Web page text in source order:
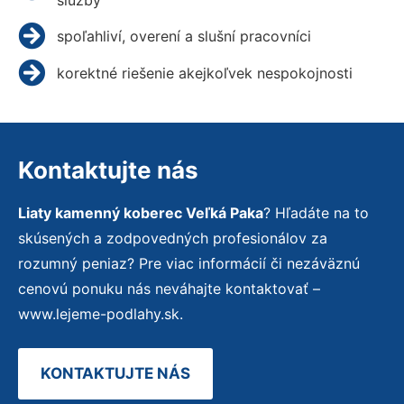
spoľahliví, overení a slušní pracovníci
korektné riešenie akejkoľvek nespokojnosti
Kontaktujte nás
Liaty kamenný koberec Veľká Paka? Hľadáte na to
skúsených a zodpovedných profesionálov za
rozumný peniaz? Pre viac informácií či nezáväznú
cenovú ponuku nás neváhajte kontaktovať –
www.lejeme-podlahy.sk.
KONTAKTUJTE NÁS